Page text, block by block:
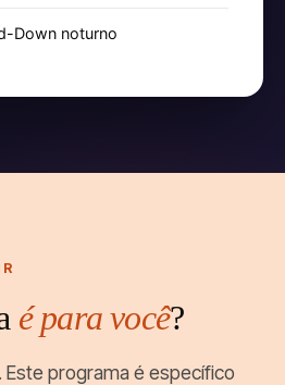
Down noturno
é para você?
programa é específico